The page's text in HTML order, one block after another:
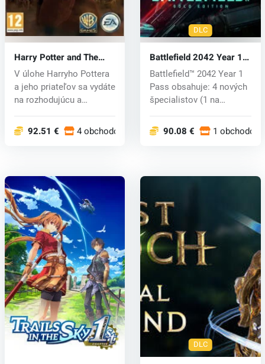
Harry Potter and The
Deathly Hallows Part 2
(PC) CD key
V úlohe Harryho Pottera
a jeho priateľov sa vydáte
na rozhodujúcu a
92.51 € 4 obchodoch
DLC
Battlefield 2042 Year 1
Pass (PC) key
Battlefield™ 2042 Year 1
Pass obsahuje: 4 nových
špecialistov (1 na
90.08 € 1 obchodoch
DLC